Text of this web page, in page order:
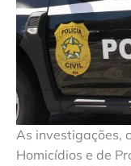
As investigações,
Homicídios e de